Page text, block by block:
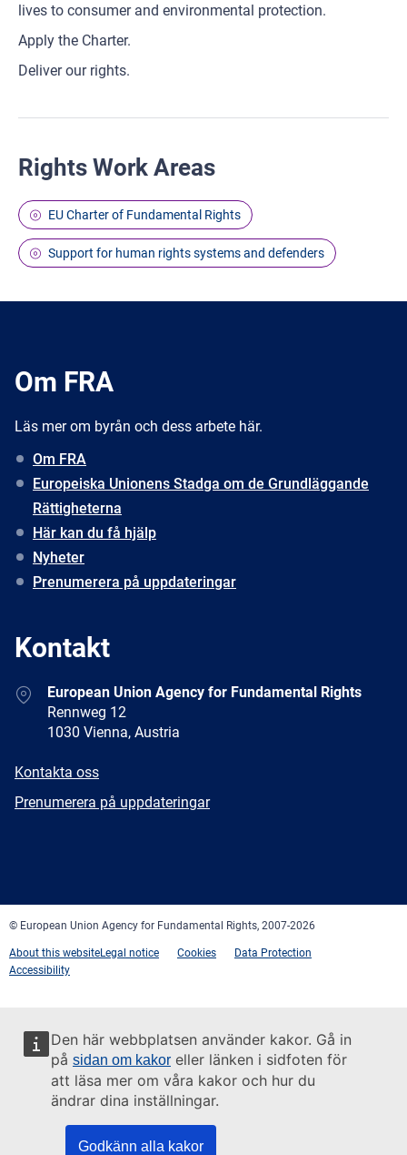
Den här webbplatsen använder kakor. Gå in
på sidan om kakor eller länken i sidfoten för
att läsa mer om våra kakor och hur du
ändrar dina inställningar.
Godkänn alla kakor
lives to consumer and environmental protection.
Apply the Charter.
Deliver our rights.
Rights Work Areas
EU Charter of Fundamental Rights
Support for human rights systems and defenders
Om FRA
Läs mer om byrån och dess arbete här.
Om FRA
Europeiska Unionens Stadga om de Grundläggande
Rättigheterna
Här kan du få hjälp
Nyheter
Prenumerera på uppdateringar
Kontakt
AddressEuropean Union Agency for Fundamental Rights
Rennweg 12
1030 Vienna, Austria
E-
Kontakta oss
Newsletter
Prenumerera på uppdateringar
© European Union Agency for Fundamental Rights, 2007-2026
About this websiteLegal notice Cookies
Data Protection
Accessibility